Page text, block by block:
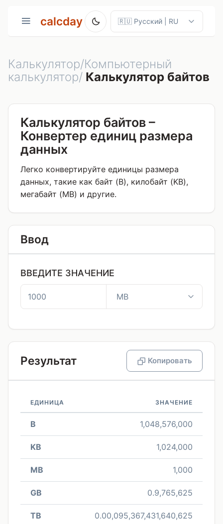
calcday
Калькулятор/Компьютерный
калькулятор/ Калькулятор байтов
Калькулятор байтов –
Конвертер единиц размера
данных
Легко конвертируйте единицы размера
данных, такие как байт (B), килобайт (KB),
мегабайт (MB) и другие.
Ввод
ВВЕДИТЕ ЗНАЧЕНИЕ
Результат Копировать
ЕДИНИЦА ЗНАЧЕНИЕ
B 1,048,576,000
KB 1,024,000
MB 1,000
GB 0.9,765,625
TB 0.00,095,367,431,640,625